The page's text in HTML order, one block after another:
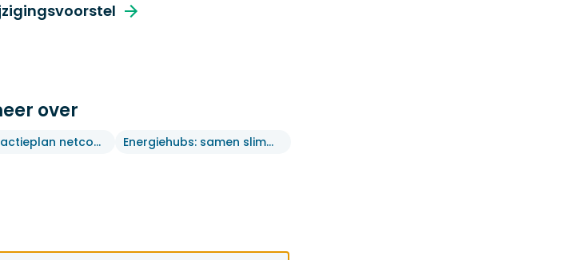
over
Landelijk actieplan netcongestie Energiehubs: samen slimmer omgaan met lokale energie